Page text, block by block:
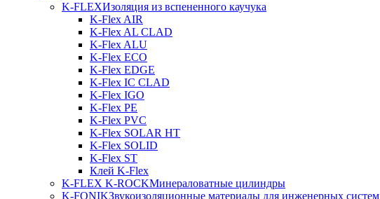
K-FLEXИзоляция из вспененного каучука
K-Flex AIR
K-Flex AL CLAD
K-Flex ALU
K-Flex ECO
K-Flex EDGE
K-Flex IC CLAD
K-Flex IGO
K-Flex PE
K-Flex PVC
K-Flex SOLAR HT
K-Flex SOLID
K-Flex ST
Клей K-Flex
K-FLEX K-ROCKМинераловатные цилиндры
K-FONIKЗвукоизоляционные материалы для инженерных систем